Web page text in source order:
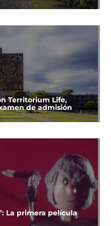
Territorium Life,
de admisión
La primera película